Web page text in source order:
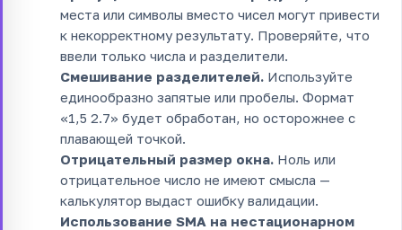
места или символы вместо чисел могут привести
к некорректному результату. Проверяйте, что
ввели только числа и разделители.
Смешивание разделителей. Используйте
единообразно запятые или пробелы. Формат
«1,5 2.7» будет обработан, но осторожнее с
плавающей точкой.
Отрицательный размер окна. Ноль или
отрицательное число не имеют смысла —
калькулятор выдаст ошибку валидации.
Использование SMA на нестационарном